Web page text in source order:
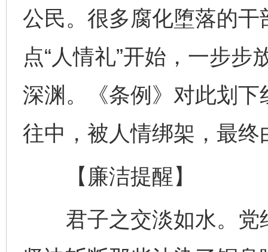
公民。很多腐化堕落的
点“人情礼”开始，一步
深渊。《条例》对此划
往中，被人情绑架，最终
【廉洁提醒】
君子之交淡如水。党